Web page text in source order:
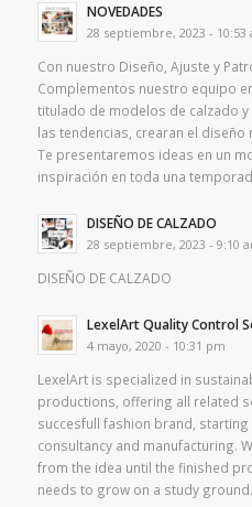
NOVEDADES
28 septiembre, 2023 - 10:53
Con nuestro Diseño, Ajuste y
Complementos nuestro equipo
titulado de modelos de calzado
las tendencias, crearan el
Te presentaremos ideas en un
inspiración en toda una
DISEÑO DE CALZADO
28 septiembre, 2023 - 9:10
DISEÑO DE CALZADO
LexelArt Quality Control
4 mayo, 2020 - 10:31 pm
LexelArt is specialized in
productions, offering all related
succesfull fashion brand,
consultancy and manufacturing.
from the idea until the finished
needs to grow on a study